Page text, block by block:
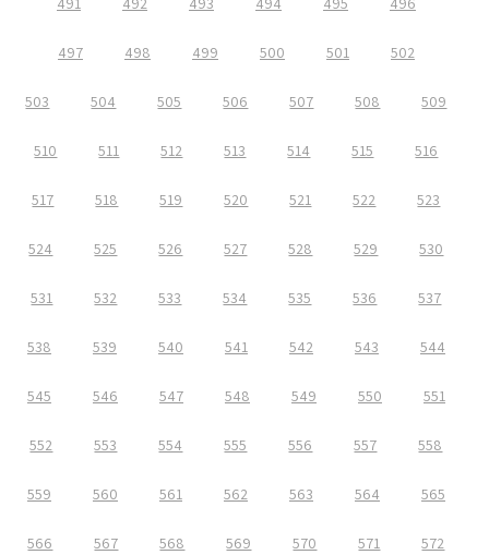
497 498 499 500 501 502
503 504 505 506 507 508 509
510 511 512 513 514 515 516
517 518 519 520 521 522 523
524 525 526 527 528 529 530
531 532 533 534 535 536 537
538 539 540 541 542 543 544
545 546 547 548 549 550 551
552 553 554 555 556 557 558
559 560 561 562 563 564 565
566 567 568 569 570 571 572